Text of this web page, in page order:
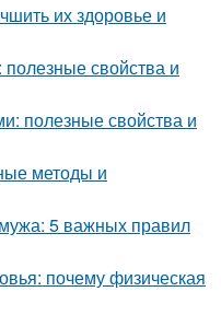
их здоровье и
свойства и
полезные свойства и
методы и
5 важных правил
почему физическая